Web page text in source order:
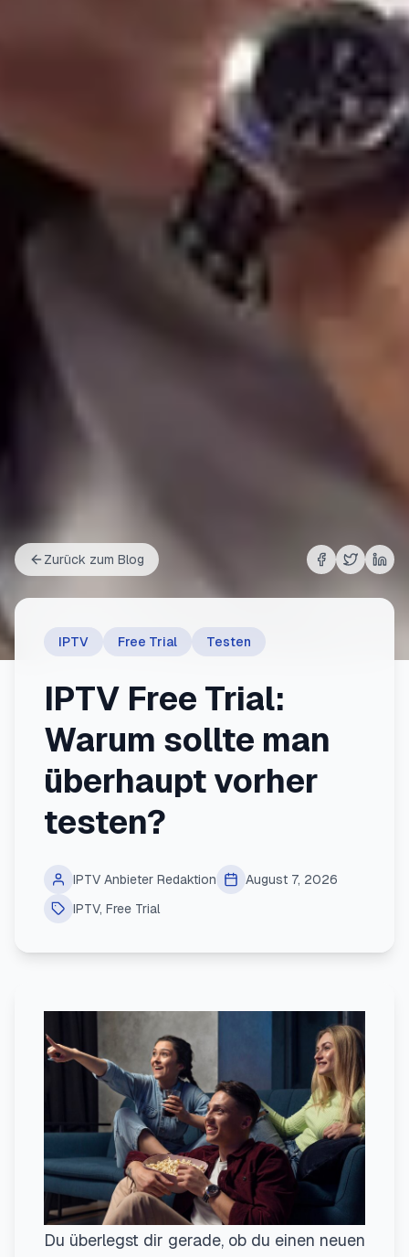
Zurück zum Blog
Share auf
Share
IPTV Free Trial Testen
IPTV Free Trial:
Warum sollte man
überhaupt vorher
testen?
IPTV Anbieter Redaktion
August 7, 2026
IPTV, Free Trial
Du überlegst dir gerade, ob du einen neuen